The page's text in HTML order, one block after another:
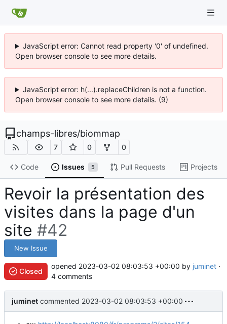
JavaScript error: Cannot read property '0' of undefined.
Open browser console to see more details.
JavaScript error: h(...).replaceChildren is not a function.
Open browser console to see more details. (9)
champs-libres/biommap
7 0 0
Code Issues 5 Pull Requests Projects
Revoir la présentation des
visites dans la page d'un
site #42
New Issue
Closed
opened 2023-03-02 08:03:53 +00:00 by juminet ·
4 comments
juminet commented 2023-03-02 08:03:53 +00:00